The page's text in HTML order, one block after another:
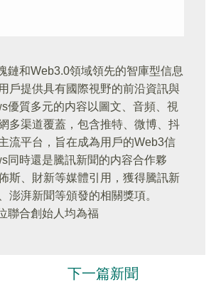
鏈和Web3.0領域領先的智庫型信息
戶提供具有國際視野的前沿資訊與
優質多元的内容以圖文、音頻、視
多渠道覆蓋，包含推特、微博、抖
流平台，旨在成為用戶的Web3信
同時還是騰訊新聞的内容合作夥
斯、財新等媒體引用，獲得騰訊新
澎湃新聞等頒發的相關獎項。
聯合創始人均為福
下一篇新聞